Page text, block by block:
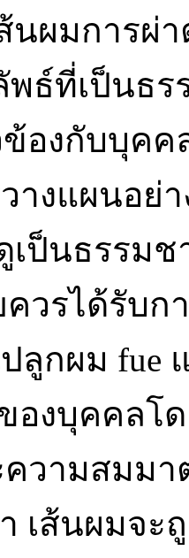
นผมการผ่
ธ์ที่เป็นธร
องกับบุค
างแผนอย่
เป็นธรรม
ควรได้รับ
ลูกผม fue
งบุคคลโ
วามสมมา
เส้นผมจะ